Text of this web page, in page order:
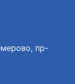
пр-